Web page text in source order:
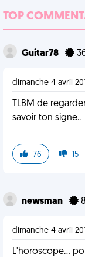
TOP
Guitar78
dimanche 4 avril
TLBM de
savoir ton signe..
76 15
newsman 8
dimanche 4 avril
L'horoscope...